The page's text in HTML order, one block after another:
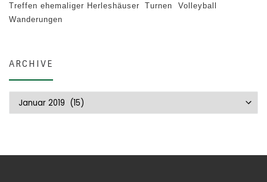
Treffen ehemaliger Herleshäuser
Turnen
Volleyball
Wanderungen
ARCHIVE